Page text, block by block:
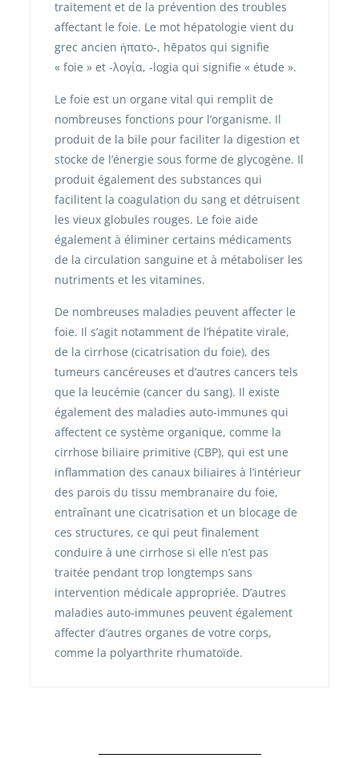
traitement et de la prévention des troubles
affectant le foie. Le mot hépatologie vient du
grec ancien ἡπατο-, hēpatos qui signifie
« foie » et -λογία, -logia qui signifie « étude ».
Le foie est un organe vital qui remplit de
nombreuses fonctions pour l’organisme. Il
produit de la bile pour faciliter la digestion et
stocke de l’énergie sous forme de glycogène. Il
produit également des substances qui
facilitent la coagulation du sang et détruisent
les vieux globules rouges. Le foie aide
également à éliminer certains médicaments
de la circulation sanguine et à métaboliser les
nutriments et les vitamines.
De nombreuses maladies peuvent affecter le
foie. Il s’agit notamment de l’hépatite virale,
de la cirrhose (cicatrisation du foie), des
tumeurs cancéreuses et d’autres cancers tels
que la leucémie (cancer du sang). Il existe
également des maladies auto-immunes qui
affectent ce système organique, comme la
cirrhose biliaire primitive (CBP), qui est une
inflammation des canaux biliaires à l’intérieur
des parois du tissu membranaire du foie,
entraînant une cicatrisation et un blocage de
ces structures, ce qui peut finalement
conduire à une cirrhose si elle n’est pas
traitée pendant trop longtemps sans
intervention médicale appropriée. D’autres
maladies auto-immunes peuvent également
affecter d’autres organes de votre corps,
comme la polyarthrite rhumatoïde.